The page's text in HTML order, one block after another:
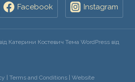
Facebook Instagram
Катерини Костевич Тема WordPress від
| Terms and Conditions | Website